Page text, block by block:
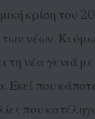
κρίση του
νέων. Κι
τη νέα γενιά
Εκεί που
που